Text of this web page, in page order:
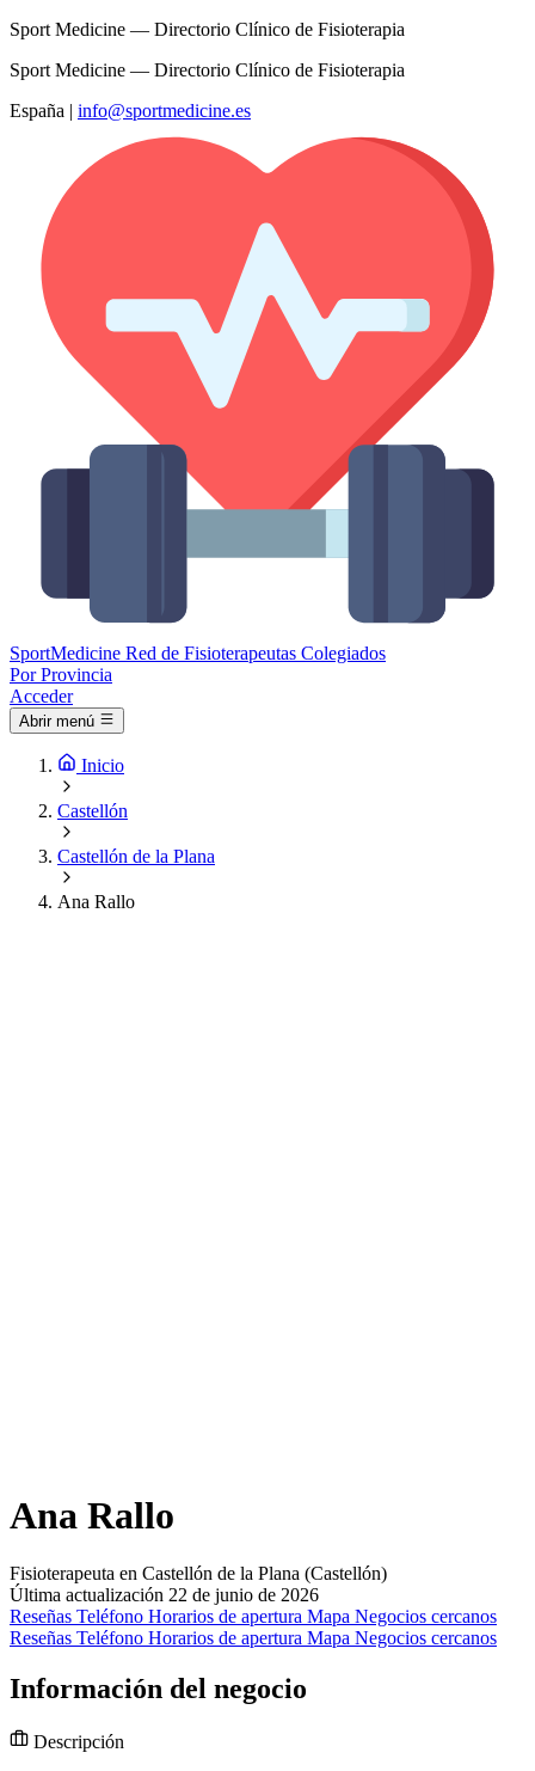
Sport Medicine — Directorio Clínico de Fisioterapia
Sport Medicine — Directorio Clínico de Fisioterapia
España | info@sportmedicine.es
SportMedicine Red de Fisioterapeutas Colegiados
Por Provincia
Acceder
Abrir menú
Inicio
Castellón
Castellón de la Plana
Ana Rallo
Ana Rallo
Fisioterapeuta en Castellón de la Plana (Castellón)
Última actualización 22 de junio de 2026
Reseñas Teléfono Horarios de apertura Mapa Negocios cercanos
Reseñas Teléfono Horarios de apertura Mapa Negocios cercanos
Información del negocio
Descripción